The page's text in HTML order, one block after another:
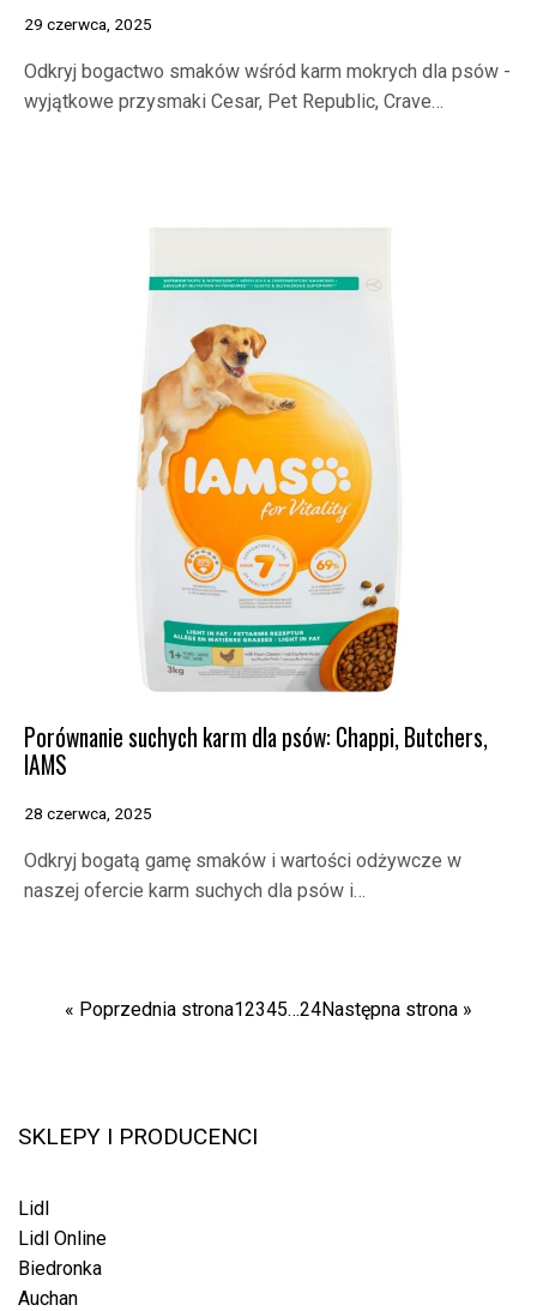
29 czerwca, 2025
Odkryj bogactwo smaków wśród karm mokrych dla psów -
wyjątkowe przysmaki Cesar, Pet Republic, Crave…
Porównanie suchych karm dla psów: Chappi, Butchers,
IAMS
28 czerwca, 2025
Odkryj bogatą gamę smaków i wartości odżywcze w
naszej ofercie karm suchych dla psów i…
« Poprzednia strona12345…24Następna strona »
SKLEPY I PRODUCENCI
Lidl
Lidl Online
Biedronka
Auchan